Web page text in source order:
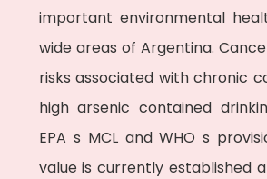
important environmental
wide areas of Argentina.
risks associated with chronic
high arsenic contained
EPA s MCL and WHO s
value is currently established